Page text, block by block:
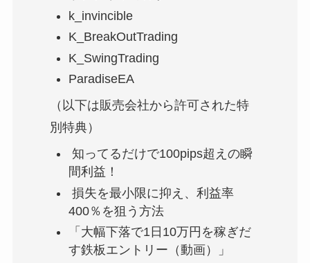
k_invincible
K_BreakOutTrading
K_SwingTrading
ParadiseEA
（以下は販売会社から許可された特
別特典）
知ってるだけで100pips超えの瞬
間利益！
損失を最小限に抑え、利益率
400％を狙う方法
「大幅下落で1日10万円を稼ぎだ
す鉄板エントリー（動画）」